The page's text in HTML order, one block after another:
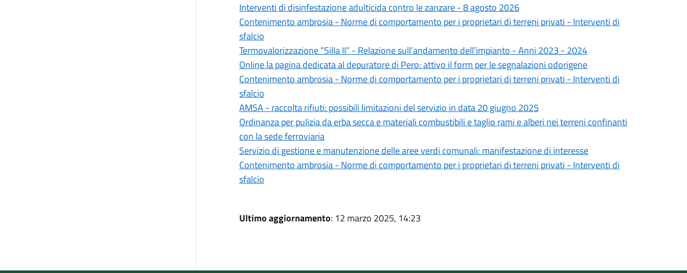
Interventi di disinfestazione adulticida contro le zanzare - 8 agosto 2026
Contenimento ambrosia - Norme di comportamento per i proprietari di terreni privati - Interventi di
sfalcio
Termovalorizzazione “Silla II” - Relazione sull’andamento dell’impianto - Anni 2023 - 2024
Online la pagina dedicata al depuratore di Pero: attivo il form per le segnalazioni odorigene
Contenimento ambrosia - Norme di comportamento per i proprietari di terreni privati - Interventi di
sfalcio
AMSA - raccolta rifiuti: possibili limitazioni del servizio in data 20 giugno 2025
Ordinanza per pulizia da erba secca e materiali combustibili e taglio rami e alberi nei terreni confinanti
con la sede ferroviaria
Servizio di gestione e manutenzione delle aree verdi comunali: manifestazione di interesse
Contenimento ambrosia - Norme di comportamento per i proprietari di terreni privati - Interventi di
sfalcio
Ultimo aggiornamento: 12 marzo 2025, 14:23